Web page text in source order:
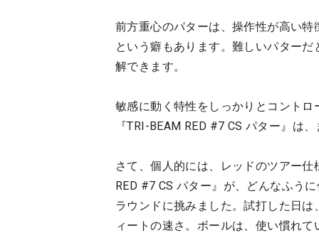
前方重心のパターは、操作性が高い
という癖もあります。難しいパター
解できます。
敏感に動く特性をしっかりとコント
『TRI-BEAM RED #7 CS パター』は
さて、個人的には、レッドのツアー
RED #7 CS パター』が、どんなふう
ラウンドに挑みました。試打した日
ィートの速さ。ボールは、使い慣れ